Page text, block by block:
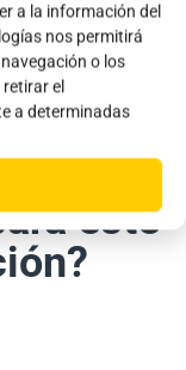
a la información del
nos permitirá
o los
el
a determinadas
este